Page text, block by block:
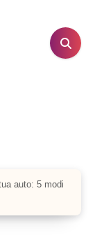
auto: 5 modi